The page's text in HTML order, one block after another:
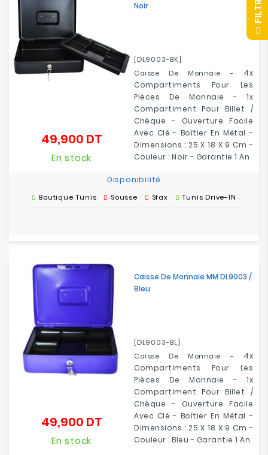
Noir
[DL9003-BK]
Caisse De Monnaie - 4x
Compartiments Pour Les
Pièces De Monnaie - 1x
Compartiment Pour Billet /
Chèque - Ouverture Facile
Avec Clé - Boîtier En Métal -
Dimensions : 25 X 18 X 9 Cm -
Couleur : Noir - Garantie 1 An
49,900 DTPrix
En stock
Disponibilité
Boutique Tunis Sousse Sfax Tunis Drive-IN
Caisse De Monnaie MM DL9003 /
Bleu
[DL9003-BL]
Caisse De Monnaie - 4x
Compartiments Pour Les
Pièces De Monnaie - 1x
Compartiment Pour Billet /
Chèque - Ouverture Facile
Avec Clé - Boîtier En Métal -
Dimensions : 25 X 18 X 9 Cm -
Couleur : Bleu - Garantie 1 An
49,900 DTPrix
En stock